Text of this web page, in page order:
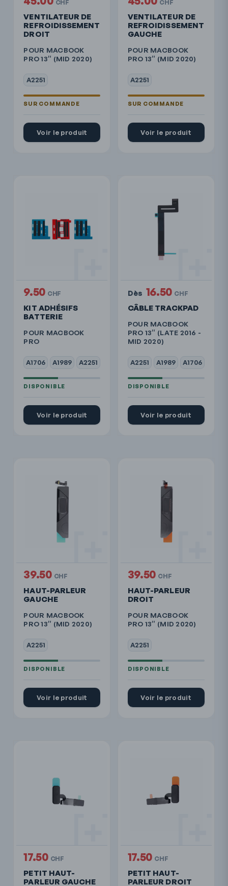
VENTILATEUR DE
REFROIDISSEMENT
DROIT
POUR MACBOOK
PRO 13″ (MID 2020)
A2251
CHF
Voir le produit
VENTILATEUR DE
REFROIDISSEMENT
GAUCHE
POUR MACBOOK
PRO 13″ (MID 2020)
A2251
CHF
Voir le produit
KIT ADHÉSIFS
BATTERIE
POUR MACBOOK
PRO
A1706 A1989 A2251
9.50 CHF
Voir le produit
CÂBLE TRACKPAD
POUR MACBOOK
PRO 13″ (LATE 2016 -
MID 2020)
A2251 A1989 A1706
Dès 16.50 CHF
Voir le produit
HAUT-PARLEUR
GAUCHE
POUR MACBOOK
PRO 13″ (MID 2020)
A2251
39.50 CHF
Voir le produit
HAUT-PARLEUR
DROIT
POUR MACBOOK
PRO 13″ (MID 2020)
A2251
39.50 CHF
Voir le produit
PETIT HAUT-
PARLEUR GAUCHE
17.50 CHF
PETIT HAUT-
PARLEUR DROIT
17.50 CHF